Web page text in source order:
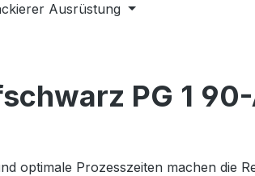
Ausrüstung
PG 1
optimale Prozesszeiten machen die